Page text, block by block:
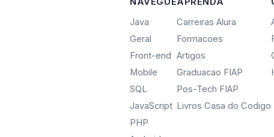
Java
Geral
Front-end
Mobile
SQL
JavaScript
PHP
Carreiras Alura
Formacoes
Artigos
Graduacao FIAP
Pos-Tech FIAP
Livros Casa do Codigo